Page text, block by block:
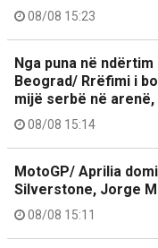
08/08 15:23
Nga puna në
Beograd/ Rrëfimi i
mijë serbë në
08/08 15:14
MotoGP/ Aprilia
Silverstone, Jorge
08/08 15:11